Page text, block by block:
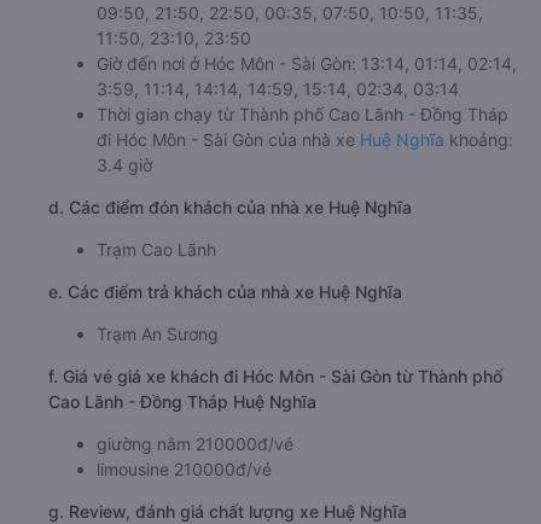
09:50, 21:50, 22:50, 00:35, 07:50, 10:50, 11:35,
11:50, 23:10, 23:50
Giờ đến nơi ở Hóc Môn - Sài Gòn: 13:14, 01:14, 02:14,
3:59, 11:14, 14:14, 14:59, 15:14, 02:34, 03:14
Thời gian chạy từ Thành phố Cao Lãnh - Đồng Tháp
đi Hóc Môn - Sài Gòn của nhà xe Huệ Nghĩa khoảng:
3.4 giờ
d. Các điểm đón khách của nhà xe Huệ Nghĩa
Trạm Cao Lãnh
e. Các điểm trả khách của nhà xe Huệ Nghĩa
Trạm An Sương
f. Giá vé giá xe khách đi Hóc Môn - Sài Gòn từ Thành phố
Cao Lãnh - Đồng Tháp Huệ Nghĩa
giường nằm 210000đ/vé
limousine 210000đ/vé
g. Review, đánh giá chất lượng xe Huệ Nghĩa